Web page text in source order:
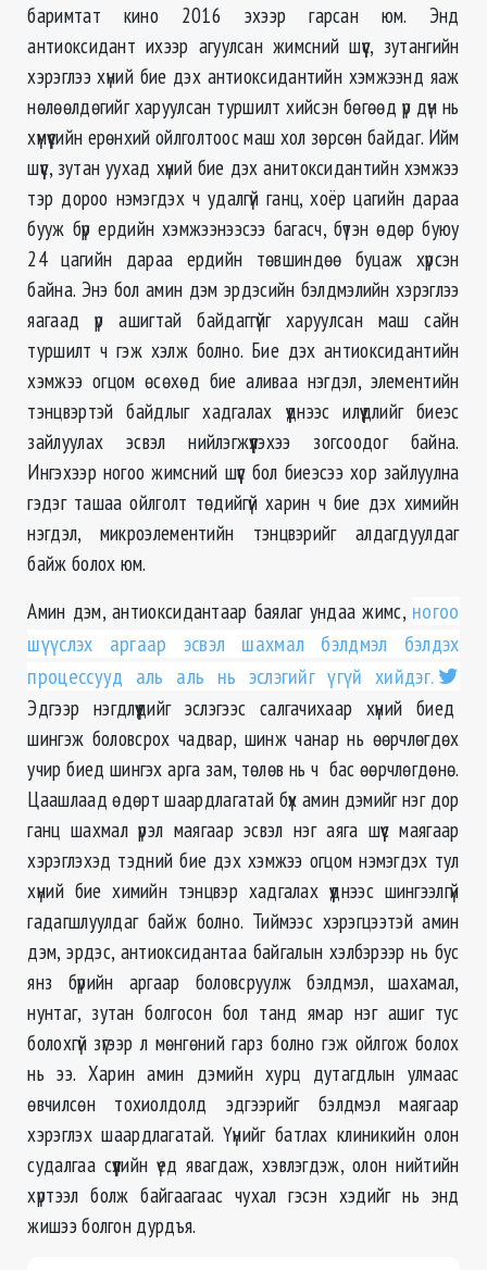
баримтат кино 2016 эхээр гарсан юм. Энд
антиоксидант ихээр агуулсан жимсний шүүс, зутангийн
хэрэглээ хүний бие дэх антиоксидантийн хэмжээнд яаж
нөлөөлдөгийг харуулсан туршилт хийсэн бөгөөд үр дүн нь
хүмүүсийн ерөнхий ойлголтоос маш хол зөрсөн байдаг. Ийм
шүүс, зутан уухад хүний бие дэх анитоксидантийн хэмжээ
тэр дороо нэмэгдэх ч удалгүй ганц, хоёр цагийн дараа
бууж бүр ердийн хэмжээнээсээ багасч, бүтэн өдөр буюу
24 цагийн дараа ердийн төвшиндөө буцаж хүрсэн
байна. Энэ бол амин дэм эрдэсийн бэлдмэлийн хэрэглээ
яагаад үр ашигтай байдаггүйг харуулсан маш сайн
туршилт ч гэж хэлж болно. Бие дэх антиоксидантийн
хэмжээ огцом өсөхөд бие аливаа нэгдэл, элементийн
тэнцвэртэй байдлыг хадгалах үүднээс илүүдлийг биеэс
зайлуулах эсвэл нийлэгжүүлэхээ зогсоодог байна.
Ингэхээр ногоо жимсний шүүс бол биеэсээ хор зайлуулна
гэдэг ташаа ойлголт төдийгүй харин ч бие дэх химийн
нэгдэл, микроэлементийн тэнцвэрийг алдагдуулдаг
байж болох юм.
Амин дэм, антиоксидантаар баялаг ундаа жимс, ногоо
шүүслэх аргаар эсвэл шахмал бэлдмэл бэлдэх
процессууд аль аль нь эслэгийг үгүй хийдэг.
Эдгээр нэгдлүүдийг эслэгээс салгачихаар хүний биед
шингэж боловсрох чадвар, шинж чанар нь өөрчлөгдөх
учир биед шингэх арга зам, төлөв нь ч бас өөрчлөгдөнө.
Цаашлаад өдөрт шаардлагатай бүх амин дэмийг нэг дор
ганц шахмал үрэл маягаар эсвэл нэг аяга шүүс маягаар
хэрэглэхэд тэдний бие дэх хэмжээ огцом нэмэгдэх тул
хүний бие химийн тэнцвэр хадгалах үүднээс шингээлгүй
гадагшлуулдаг байж болно. Тиймээс хэрэгцээтэй амин
дэм, эрдэс, антиоксидантаа байгалын хэлбэрээр нь бус
янз бүрийн аргаар боловсруулж бэлдмэл, шахамал,
нунтаг, зутан болгосон бол танд ямар нэг ашиг тус
болохгүй зүгээр л мөнгөний гарз болно гэж ойлгож болох
нь ээ. Харин амин дэмийн хурц дутагдлын улмаас
өвчилсөн тохиолдолд эдгээрийг бэлдмэл маягаар
хэрэглэх шаардлагатай. Үүнийг батлах клиникийн олон
судалгаа сүүлийн үед явагдаж, хэвлэгдэж, олон нийтийн
хүртээл болж байгаагаас чухал гэсэн хэдийг нь энд
жишээ болгон дурдъя.